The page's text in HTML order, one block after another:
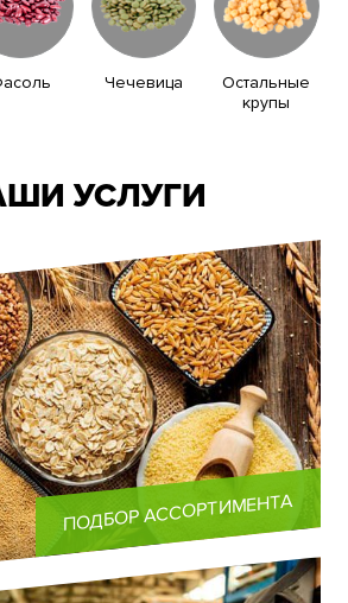
Чечевица
Остальные
крупы
УСЛУГИ
ПОДБОР АССОРТИМЕНТА